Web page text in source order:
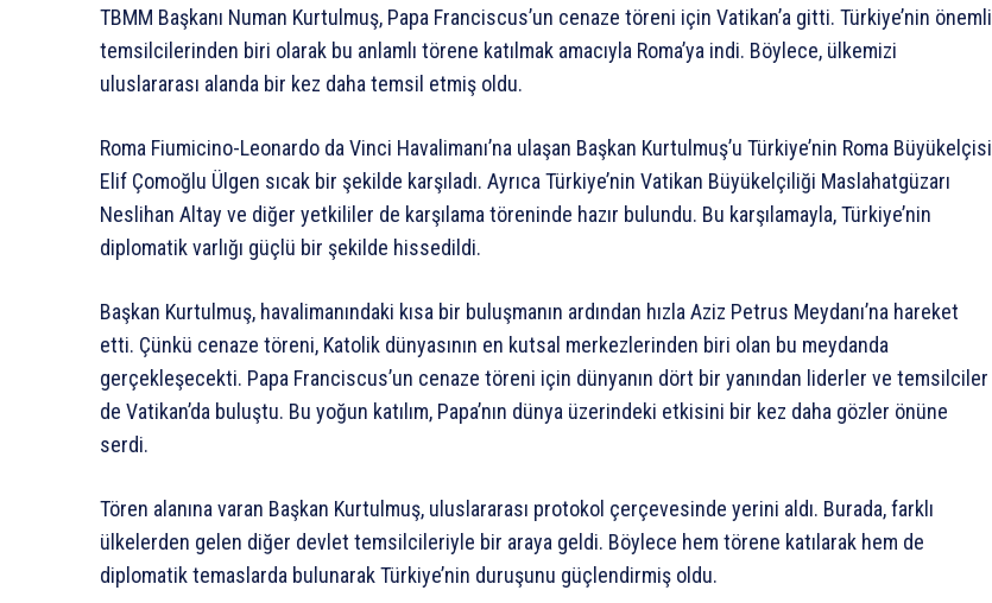
TBMM Başkanı Numan Kurtulmuş, Papa Franciscus’un cenaze töreni için Vatikan’a gitti. Türkiye’nin önemli
temsilcilerinden biri olarak bu anlamlı törene katılmak amacıyla Roma’ya indi. Böylece, ülkemizi
uluslararası alanda bir kez daha temsil etmiş oldu.
Roma Fiumicino-Leonardo da Vinci Havalimanı’na ulaşan Başkan Kurtulmuş’u Türkiye’nin Roma Büyükelçisi
Elif Çomoğlu Ülgen sıcak bir şekilde karşıladı. Ayrıca Türkiye’nin Vatikan Büyükelçiliği Maslahatgüzarı
Neslihan Altay ve diğer yetkililer de karşılama töreninde hazır bulundu. Bu karşılamayla, Türkiye’nin
diplomatik varlığı güçlü bir şekilde hissedildi.
Başkan Kurtulmuş, havalimanındaki kısa bir buluşmanın ardından hızla Aziz Petrus Meydanı’na hareket
etti. Çünkü cenaze töreni, Katolik dünyasının en kutsal merkezlerinden biri olan bu meydanda
gerçekleşecekti. Papa Franciscus’un cenaze töreni için dünyanın dört bir yanından liderler ve temsilciler
de Vatikan’da buluştu. Bu yoğun katılım, Papa’nın dünya üzerindeki etkisini bir kez daha gözler önüne
serdi.
Tören alanına varan Başkan Kurtulmuş, uluslararası protokol çerçevesinde yerini aldı. Burada, farklı
ülkelerden gelen diğer devlet temsilcileriyle bir araya geldi. Böylece hem törene katılarak hem de
diplomatik temaslarda bulunarak Türkiye’nin duruşunu güçlendirmiş oldu.